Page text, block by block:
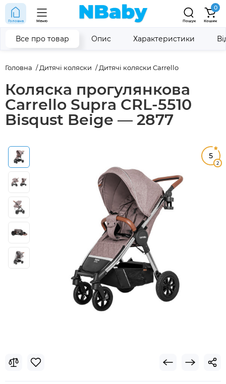
Головна Меню Пошук
0
Кошик
Головна Дитячі коляски Дитячі коляски Carrello
Коляска прогулянкова
Carrello Supra CRL-5510
Bisqust Beige — 2877
Все про товар Опис Характеристики
5
2